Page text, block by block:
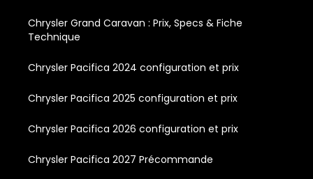
Chrysler Grand Caravan : Prix, Specs & Fiche
Technique
Chrysler Pacifica 2024 configuration et prix
Chrysler Pacifica 2025 configuration et prix
Chrysler Pacifica 2026 configuration et prix
Chrysler Pacifica 2027 Précommande